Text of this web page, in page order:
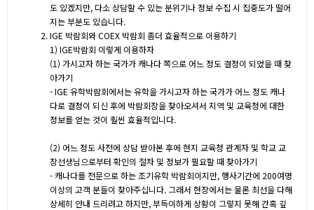
도 있겠지만, 다소 상담할 수 있는 분위기나 정보 수집 시 집중도가 떨어
지는 부분도 있습니다.
IGE 박람회와 COEX 박람회 좀더 효율적으로 이용하기
1) IGE박람회 이렇게 이용하자
(1) 가시고자 하는 국가가 캐나다 쪽으로 어느 정도 결정이 되었을 때 찾
아가기
- IGE 유학박람회에서는 유학을 가시고자 하는 국가가 어느 정도 캐나
다로 결정이 되신 후에 박람회장을 찾아오셔서 지역 및 교육청에 대한
정보를 얻는 것이 훨씬 효율적입니다.
(2) 어느 정도 사전에 상담 받아본 후에 현지 교육청 관계자 및 학교 교
장선생님으로부터 확인의 절차 및 정보가 필요할 때 찾아가기
- 캐나다를 전문으로 하는 조기유학 박람회이지만, 행사기간에 200여명
이상의 고객 분들이 찾아주십니다. 그래서 현장에서는 물론 최선을 다해
상세히 안내 드리려고 하지만, 부득이하게 상황이 그렇지 못해 간혹 깊